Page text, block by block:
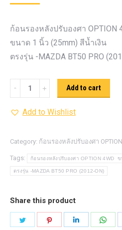
ก้อนรองหลังปรับองศา OPTION
ขนาด 1 นิ้ว (25mm) สีน้ำเงิน
ตรงรุ่น -MAZDA BT50 PRO
รอง
หลัง
องศา
OPTION
4WD ขนาด
นิ้ว
(25mm)
สีน้ำเงิน
Add to cart
Add to Wishlist
Category: ก้อนรองหลังปรับองศา
Tags: ก้อนรองหลังปรับองศา OPTION 4WD
ตรงรุ่น -MAZDA BT50 PRO (2012-ON)
Share this product